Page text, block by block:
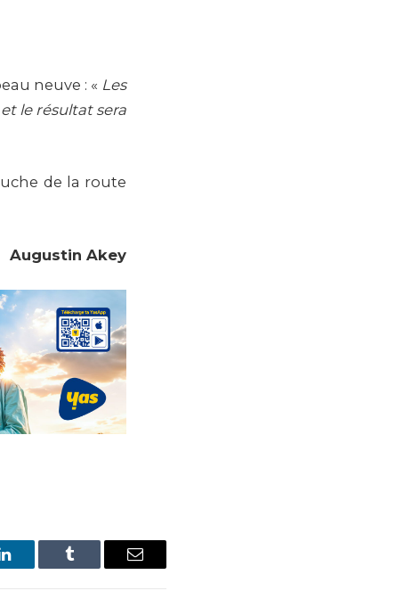
neuve : « Les
le résultat sera
de la route
Augustin Akey
LinkedIn Tumblr Email